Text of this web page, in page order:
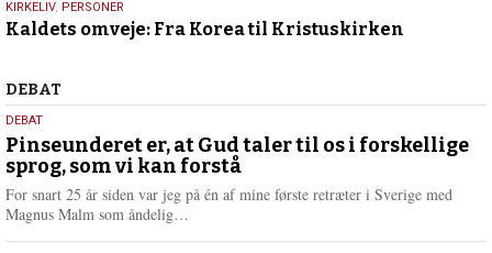
19.
september
KIRKELIV, PERSONER
Kaldets omveje: Fra Korea til Kristuskirken
Debat
DEBAT
5.
august
2026
DEBAT
Pinseunderet er, at Gud taler til os i forskellige
sprog, som vi kan forstå
For snart 25 år siden var jeg på én af mine første retræter i Sverige med
Magnus Malm som åndelig…